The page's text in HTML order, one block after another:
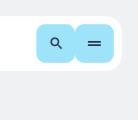
Search